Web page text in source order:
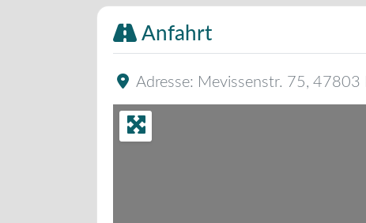
Anfahrt
Adresse: Mevissenstr. 75, 47803